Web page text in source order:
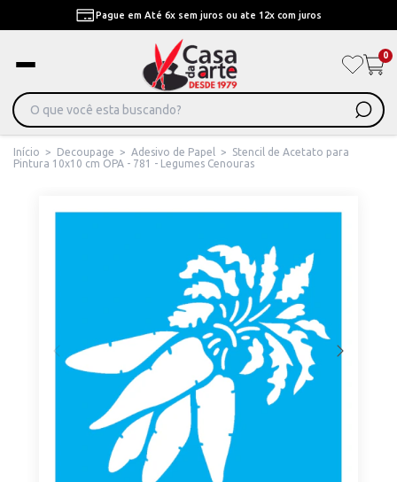
Pague em Até 6x sem juros ou ate 12x com juros
0
Início > Decoupage > Adesivo de Papel >
Stencil de Acetato para
Pintura 10x10 cm OPA - 781 - Legumes Cenouras